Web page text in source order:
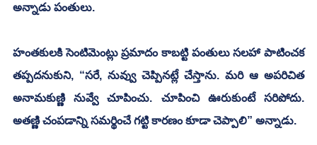
అన్నాడు పంతులు.
హంతకులకి సెంటిమెంట్లు ప్రమాదం కాబట్టి పంతులు సలహా పాటించక
తప్పదనుకుని, “సరే, నువ్వు చెప్పినట్లే చేస్తాను. మరి ఆ అపరిచిత
అనామకుణ్ణి నువ్వే చూపించు. చూపించి ఊరుకుంటే సరిపోదు.
అతణ్ణి చంపడాన్ని సమర్థించే గట్టి కారణం కూడా చెప్పాలి” అన్నాడు.